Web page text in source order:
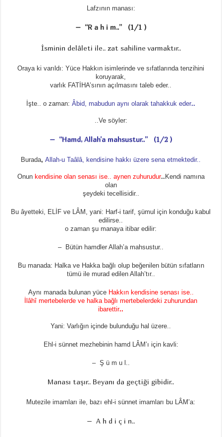
Lafzının manası:
– “R a h i m..” (1/1 )
İsminin delâleti ile.. zat sahiline varmaktır..
Oraya ki varıldı: Yüce Hakkın isimlerinde ve sıfatlarında tenzihini
koruyarak,
varlık FATİHA’sının açılmasını taleb eder..
İşte.. o zaman:Âbid, mabudun aynı olarak tahakkuk eder..
..Ve söyler:
– “Hamd, Allah’a mahsustur..” (1/2 )
Burada,Allah-u Taâlâ, kendisine hakkı üzere sena etmektedir..
Onunkendisine olan senası ise.. aynen zuhurudur.. Kendi namına
olan
şeydeki tecellisidir..
Bu âyetteki, ELİF ve LÂM, yani: Harf-i tarif, şümul için konduğu kabul
edilirse..
o zaman şu manaya itibar edilir:
– Bütün hamdler Allah’a mahsustur..
Bu manada: Halka ve Hakka bağlı olup beğenilen bütün sıfatların
tümü ile murad edilen Allah’tır..
Aynı manada bulunan yüce Hakkın kendisine senası ise..
İlâhî mertebelerde ve halka bağlı mertebelerdeki zuhurundan
ibarettir..
Yani: Varlığın içinde bulunduğu hal üzere..
Ehl-i sünnet mezhebinin hamd LÂM’ı için kavli:
– Ş ü m u l..
Manası taşır.. Beyanı da geçtiği gibidir..
Mutezile imamları ile, bazı ehl-i sünnet imamları bu LÂM’a:
– A h d i ç i n..